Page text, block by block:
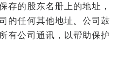
存的股东名册上的地址，
的任何其他地址。公司鼓
有公司通讯，以帮助保护